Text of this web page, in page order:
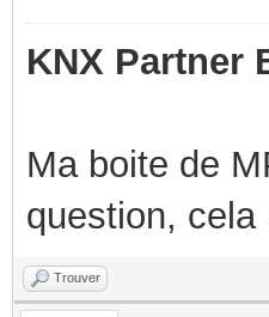
KNX Partner
Ma boite de
question,
Trouver